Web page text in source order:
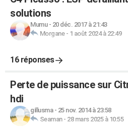
solutions
Mumu- 20 déc. 2017 à 21:43
Morgane- 1 août 2024 à 22:49
16 réponses
Perte de puissance sur
hdi
gillusma- 25 nov. 2014 à 23:58
Seaman- 28 mars 2025 à 10:55